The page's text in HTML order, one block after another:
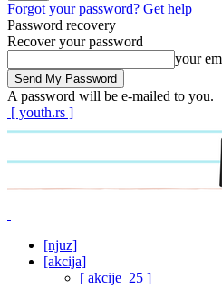
Forgot your password? Get help
Password recovery
Recover your password
your
A password will be e-mailed to you.
[ youth.rs ]
[njuz]
[akcija]
[ akcije_25 ]